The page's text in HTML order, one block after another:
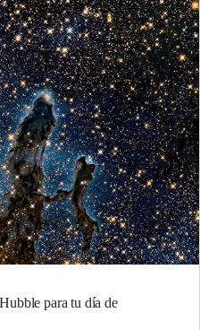
para tu día de